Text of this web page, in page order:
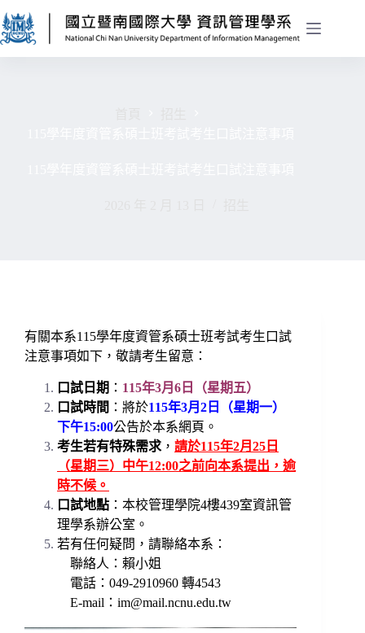
有關本系115學年度資管系碩士班考試考生口試
注意事項如下，敬請考生留意：
口試日期 ： 115年3月6日（星期五）
口試時間 ：將於115年3月2日（星期一）
下午15:00公告於本系網頁。
考生若有特殊需求 ， 請於115年2月25日
（星期三）中午12:00之前向本系提出，逾
時不候 。
口試地點 ：本校管理學院4樓439室資訊管
理學系辦公室。
若有任何疑問，請聯絡本系：
聯絡人：賴小姐
電話：049-2910960 轉4543
E-mail： im@mail.ncnu.edu.tw